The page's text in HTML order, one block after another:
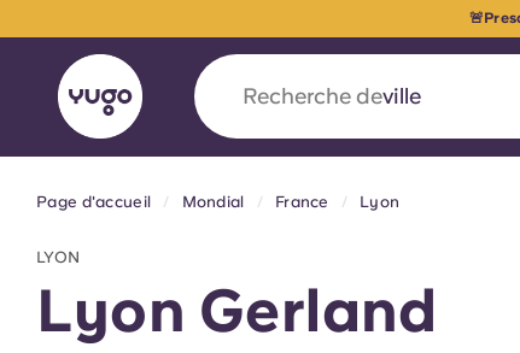
Recherche depays
English (GB) English (US)
Page d'accueil Mondial France Lyon
LYON
Lyon Gerland